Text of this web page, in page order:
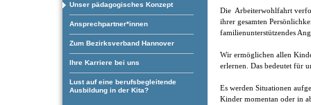
Unser pädagogisches Konzept
Ansprechpartner*innen
Zum Bezirksverband Hannover
Ihre Karriere bei uns
Lust auf eine berufsbegleitende
Ausbildung in der Kita?
Die Arbeiterwohlfahrt
ihrer gesamten
familienunterstützendes
Wir ermöglichen allen
erlernen. Das bedeutet für
Es werden Situationen
Kinder momentan oder in